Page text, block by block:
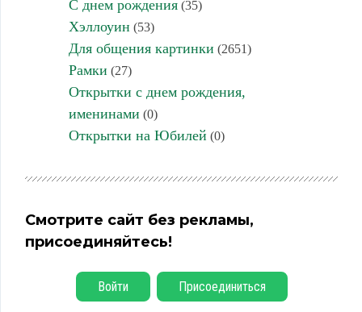
С днем рождения(35)
Хэллоуин (53)
Для общения картинки (2651)
Рамки (27)
Открытки с днем рождения,
именинами (0)
Открытки на Юбилей (0)
Смотрите сайт без рекламы,
присоединяйтесь!
Войти Присоединиться